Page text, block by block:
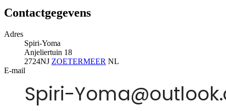
Contactgegevens
Adres
Spiri-Yoma
Anjeliertuin 18
2724NJ ZOETERMEER NL
E-mail